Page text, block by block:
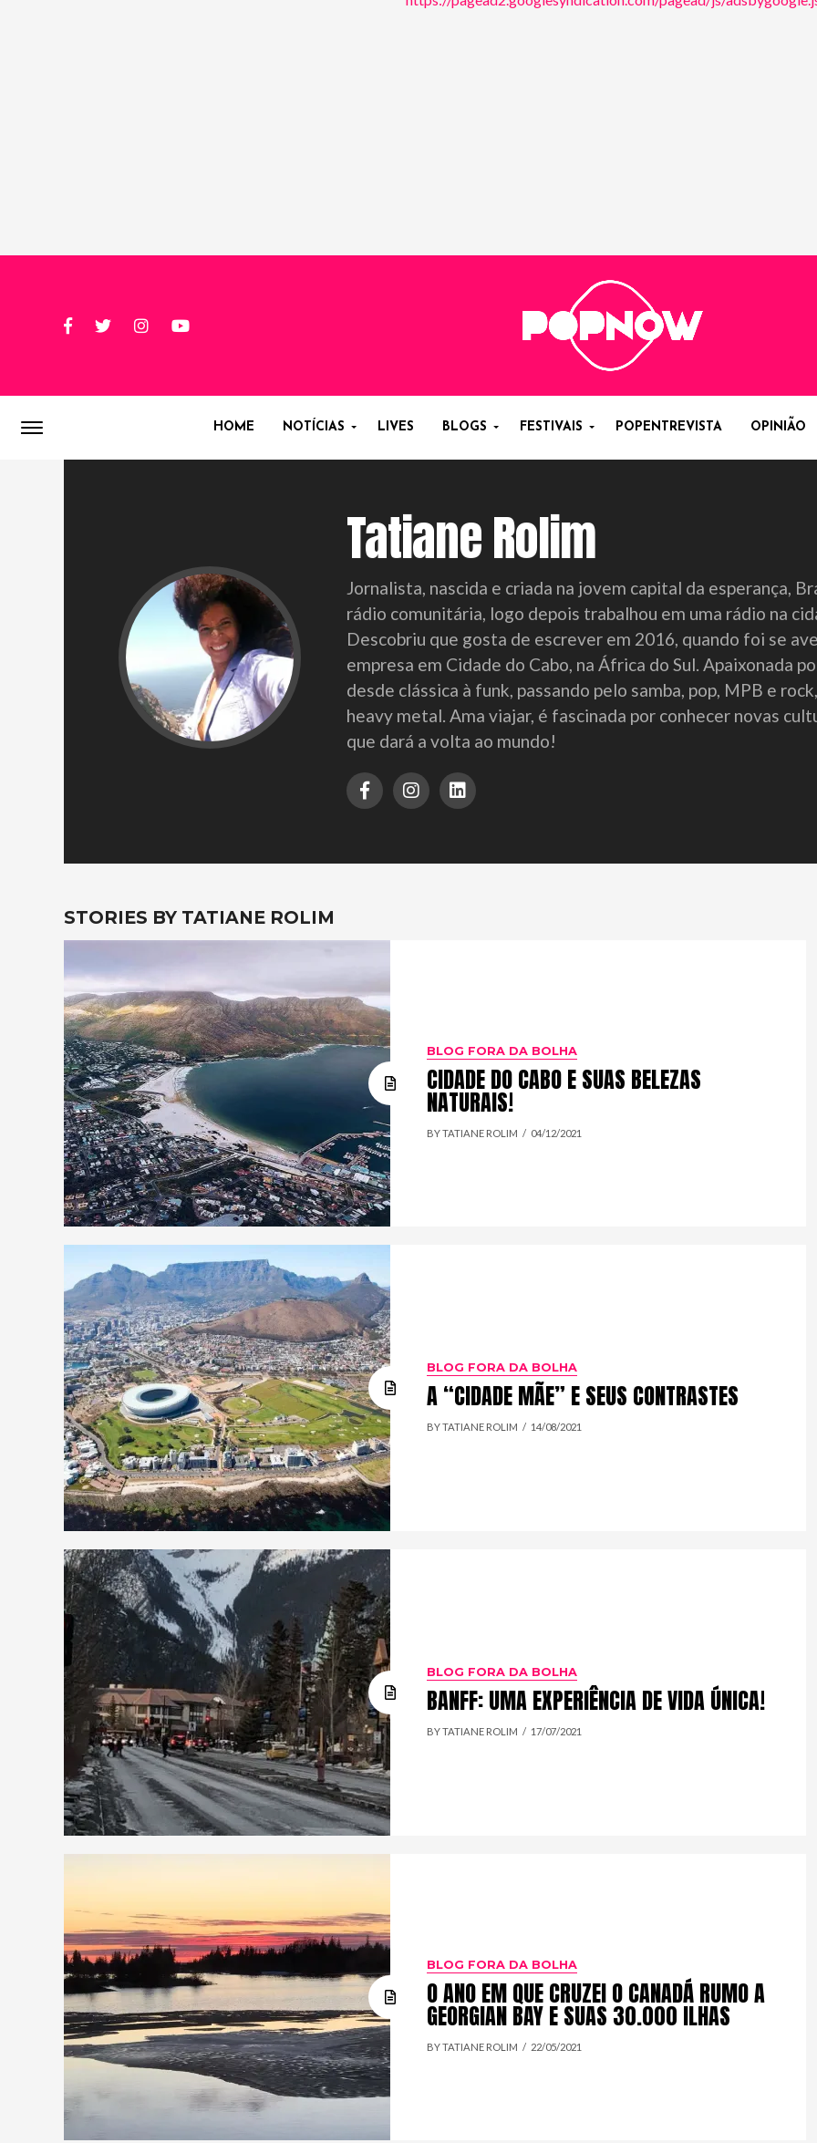
HOME NOTÍCIAS LIVES BLOGS FESTIVAIS POPENTREVISTA OPINIÃO
Tatiane Rolim
Jornalista, nascida e criada na jovem capital da esperança,
rádio comunitária, logo depois trabalhou em uma rádio na
Descobriu que gosta de escrever em 2016, quando foi se
empresa em Cidade do Cabo, na África do Sul. Apaixonada
desde clássica à funk, passando pelo samba, pop, MPB e
heavy metal. Ama viajar, é fascinada por conhecer novas
que dará a volta ao mundo!
STORIES BY TATIANE ROLIM
BLOG FORA DA BOLHA
CIDADE DO CABO E SUAS BELEZAS
NATURAIS!
BY TATIANE ROLIM 04/12/2021
BLOG FORA DA BOLHA
A “CIDADE MÃE” E SEUS CONTRASTES
BY TATIANE ROLIM 14/08/2021
BLOG FORA DA BOLHA
BANFF: UMA EXPERIÊNCIA DE VIDA ÚNICA!
BY TATIANE ROLIM 17/07/2021
BLOG FORA DA BOLHA
O ANO EM QUE CRUZEI O CANADÁ RUMO A
GEORGIAN BAY E SUAS 30.000 ILHAS
BY TATIANE ROLIM 22/05/2021